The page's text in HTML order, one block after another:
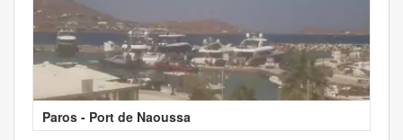
Paros - Port de Naoussa